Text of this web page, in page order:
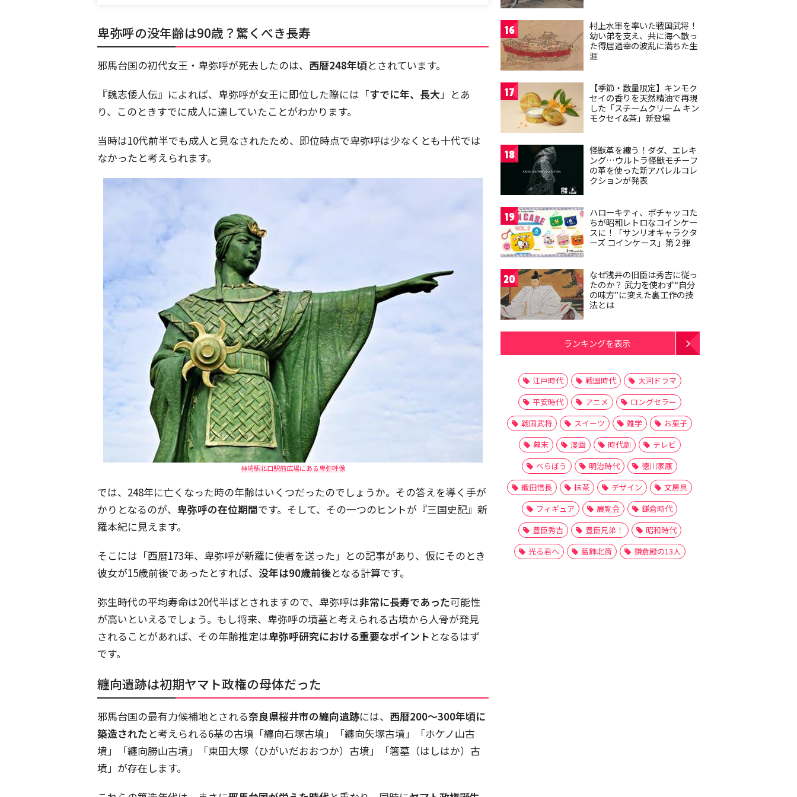
卑弥呼の没年齢は90歳？驚くべき長寿
邪馬台国の初代女王・卑弥呼が死去したのは、 西暦248年頃とされています。
『魏志倭人伝』によれば、卑弥呼が女王に即位した際には「すでに年、長大」とあ
り、このときすでに成人に達していたことがわかります。
当時は10代前半でも成人と見なされたため、即位時点で卑弥呼は少なくとも十代では
なかったと考えられます。
神埼駅北口駅前広場にある卑弥呼像
では、248年に亡くなった時の年齢はいくつだったのでしょうか。その答えを導く手が
かりとなるのが、 卑弥呼の在位期間です。そして、その一つのヒントが『三国史記』新
羅本紀に見えます。
そこには「西暦173年、卑弥呼が新羅に使者を送った」との記事があり、仮にそのとき
彼女が15歳前後であったとすれば、 没年は90歳前後となる計算です。
弥生時代の平均寿命は20代半ばとされますので、卑弥呼は非常に長寿であった可能性
が高いといえるでしょう。もし将来、卑弥呼の墳墓と考えられる古墳から人骨が発見
されることがあれば、その年齢推定は卑弥呼研究における重要なポイント となるはず
です。
纏向遺跡は初期ヤマト政権の母体だった
邪馬台国の最有力候補地とされる奈良県桜井市の纏向遺跡には、 西暦200～300年頃に
築造されたと考えられる6基の古墳「纏向石塚古墳」「纏向矢塚古墳」「ホケノ山古
墳」「纏向勝山古墳」「東田大塚（ひがいだおおつか）古墳」「箸墓（はしはか）古
墳」が存在します。
16
村上水軍を率いた戦国武将！
幼い弟を支え、共に海へ散っ
た得居通幸の波乱に満ちた生
涯
17
【季節・数量限定】キンモク
セイの香りを天然精油で再現
した「スチームクリーム キン
モクセイ&茶」新登場
18
怪獣革を纏う！ダダ、エレキ
ング…ウルトラ怪獣モチーフ
の革を使った新アパレルコレ
クションが発表
19
ハローキティ、ポチャッコた
ちが昭和レトロなコインケー
スに！「サンリオキャラクタ
ーズ コインケース」第２弾
20
なぜ浅井の旧臣は秀吉に従っ
たのか？ 武力を使わず“自分
の味方”に変えた裏工作の技
法とは
ランキングを表示
江戸時代 戦国時代
大河ドラマ
平安時代
アニメ
ロングセラー
戦国武将
スイーツ 雑学
お菓子
幕末
漫画 時代劇
テレビ
べらぼう
明治時代
徳川家康
織田信長
抹茶 デザイン
文房具
フィギュア
展覧会
鎌倉時代
豊臣秀吉
豊臣兄弟！
昭和時代
光る君へ
葛飾北斎 鎌倉殿の13人